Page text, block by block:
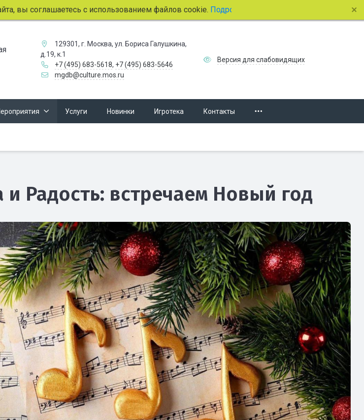
соглашаетесь с использованием файлов cookie.Подробнее.
129301, г. Москва, ул. Бориса Галушкина,
д.19, к.1
+7 (495) 683-5618, +7 (495) 683-5646
mgdb@culture.mos.ru
Версия для слабовидящих
Услуги Новинки Игротека Контакты
Радость: встречаем Новый год